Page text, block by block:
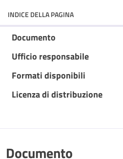
INDICE DELLA PAGINA
Documento
Ufficio responsabile
Formati disponibili
Licenza di distribuzione
Documento